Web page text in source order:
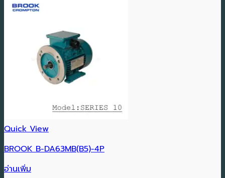
Quick View
BROOK B-DA63MB(B5)-4P
อ่านเพิ่ม